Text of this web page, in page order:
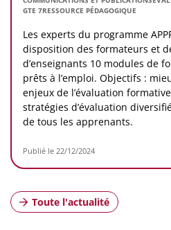
GTE 7RESSOURCE PÉDAGOGIQUE
Les experts du programme
disposition des formateurs et
d’enseignants 10 modules de
prêts à l’emploi. Objectifs :
enjeux de l’évaluation
stratégies d’évaluation
de tous les apprenants.
Publié le 22/12/2024
Toute l'actualité